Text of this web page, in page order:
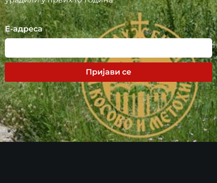
Е-адреса
Пријави се